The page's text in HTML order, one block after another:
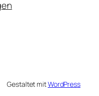
Gestaltet mitWordPress